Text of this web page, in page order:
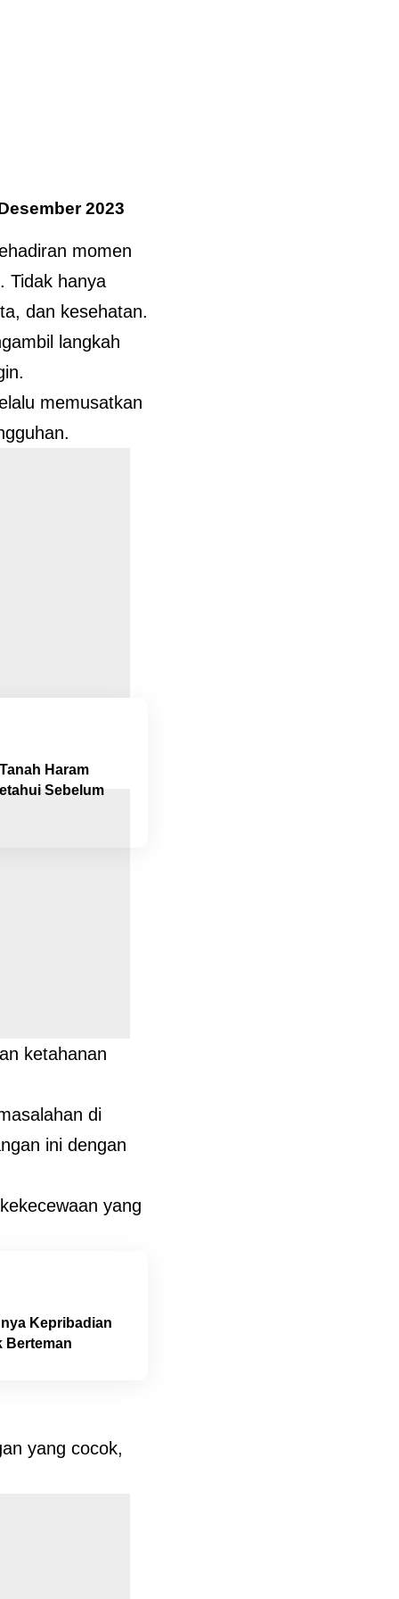
2023
momen
Tidak hanya
dan kesehatan.
langkah
memusatkan
Haram
Sebelum
ketahanan
di
ini dengan
yang
Kepribadian
Berteman
yang cocok,